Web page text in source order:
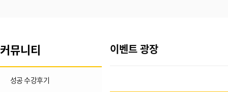
커뮤니티
성공 수강후기
이벤트 광장